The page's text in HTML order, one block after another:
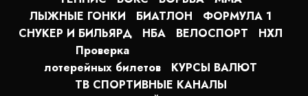
ЛЫЖНЫЕ ГОНКИ
БИАТЛОН
ФОРМУЛА 1
СНУКЕР И БИЛЬЯРД
НБА ВЕЛОСПОРТ
НХЛ
Проверка
лотерейных билетов
КУРСЫ ВАЛЮТ
ТВ СПОРТИВНЫЕ КАНАЛЫ